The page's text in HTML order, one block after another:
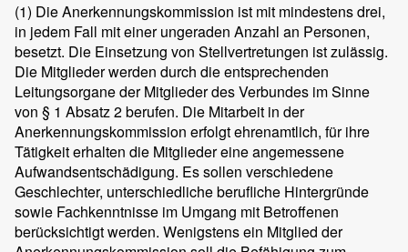
(1) Die Anerkennungskommission ist mit mindestens drei,
in jedem Fall mit einer ungeraden Anzahl an Personen,
besetzt. Die Einsetzung von Stellvertretungen ist zulässig.
Die Mitglieder werden durch die entsprechenden
Leitungsorgane der Mitglieder des Verbundes im Sinne
von § 1 Absatz 2 berufen. Die Mitarbeit in der
Anerkennungskommission erfolgt ehrenamtlich, für ihre
Tätigkeit erhalten die Mitglieder eine angemessene
Aufwandsentschädigung. Es sollen verschiedene
Geschlechter, unterschiedliche berufliche Hintergründe
sowie Fachkenntnisse im Umgang mit Betroffenen
berücksichtigt werden. Wenigstens ein Mitglied der